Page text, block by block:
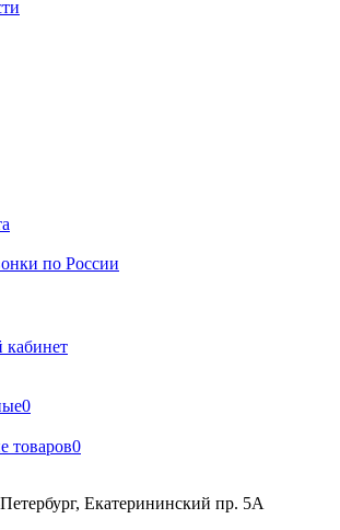
по России
0
товаров0
Екатерининский пр. 5А